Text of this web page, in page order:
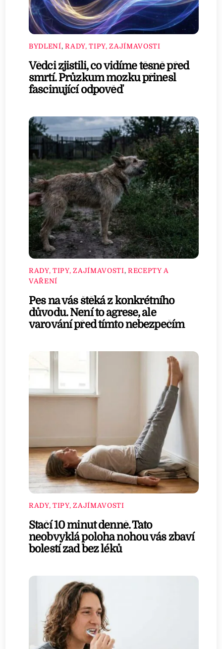
BYDLENÍ,RADY, TIPY, ZAJÍMAVOSTI
Vědci zjistili, co vidíme těsně před
smrtí. Průzkum mozku přinesl
fascinující odpověď
RADY, TIPY, ZAJÍMAVOSTI, RECEPTY A
VAŘENÍ
Pes na vás štěká z konkrétního
důvodu. Není to agrese, ale
varování před tímto nebezpečím
RADY, TIPY, ZAJÍMAVOSTI
Stačí 10 minut denně. Tato
neobvyklá poloha nohou vás zbaví
bolestí zad bez léků